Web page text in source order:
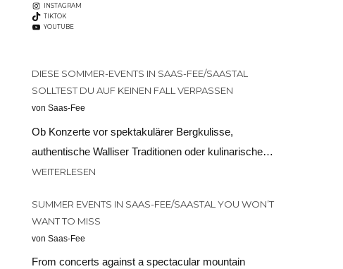
INSTAGRAM
TIKTOK
YOUTUBE
DIESE SOMMER-EVENTS IN SAAS-FEE/SAASTAL
SOLLTEST DU AUF KEINEN FALL VERPASSEN
von Saas-Fee
Ob Konzerte vor spektakulärer Bergkulisse,
authentische Walliser Traditionen oder kulinarische…
WEITERLESEN
SUMMER EVENTS IN SAAS-FEE/SAASTAL YOU WON’T
WANT TO MISS
von Saas-Fee
From concerts against a spectacular mountain